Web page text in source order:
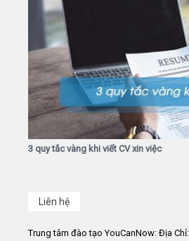
3 quy tắc vàng khi viết CV xin việc
Liên hệ
Trung tâm đào tạo YouCanNow: Địa